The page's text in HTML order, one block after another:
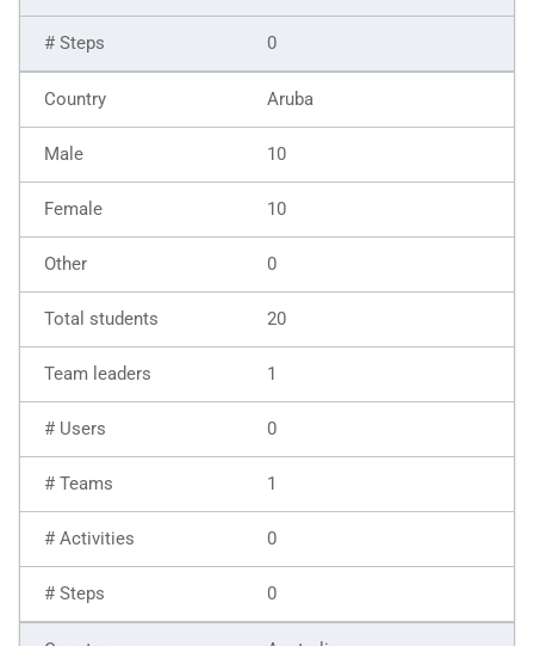
0
Aruba
10
10
0
20
1
0
1
0
0